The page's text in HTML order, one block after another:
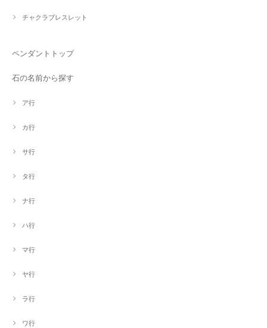
チャクラブレスレット
ペンダントトップ
石の名前から探す
ア行
カ行
サ行
タ行
ナ行
ハ行
マ行
ヤ行
ラ行
ワ行